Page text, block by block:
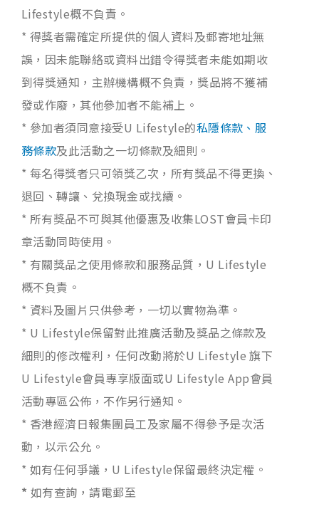
Lifestyle概不負責。
* 得獎者需確定所提供的個人資料及郵寄地址無
誤，因未能聯絡或資料出錯令得獎者未能如期收
到得獎通知，主辦機構概不負責，獎品將不獲補
發或作廢，其他參加者不能補上。
* 參加者須同意接受U Lifestyle的私隱條款、服
務條款及此活動之一切條款及細則。
* 每名得獎者只可領獎乙次，所有獎品不得更換、
退回、轉讓、兌換現金或找續。
* 所有獎品不可與其他優惠及收集LOST會員卡印
章活動同時使用。
* 有關獎品之使用條款和服務品質，U Lifestyle
概不負責。
* 資料及圖片只供參考，一切以實物為準。
* U Lifestyle保留對此推廣活動及獎品之條款及
細則的修改權利，任何改動將於U Lifestyle 旗下
U Lifestyle會員專享版面或U Lifestyle App會員
活動專區公佈，不作另行通知。
* 香港經濟日報集團員工及家屬不得參予是次活
動，以示公允。
* 如有任何爭議，U Lifestyle保留最終決定權。
* 如有查詢，請電郵至